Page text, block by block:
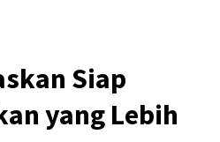
Siap
yang Lebih